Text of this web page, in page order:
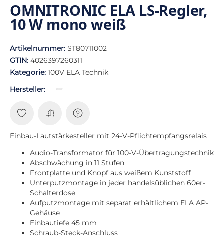
OMNITRONIC ELA LS-Regler,
10 W mono weiß
Artikelnummer: ST80711002
GTIN: 4026397260311
Kategorie: 100V ELA Technik
Hersteller:
Einbau-Lautstärkesteller mit 24-V-Pflichtempfangsrelais
Audio-Transformator für 100-V-Übertragungstechnik
Abschwächung in 11 Stufen
Frontplatte und Knopf aus weißem Kunststoff
Unterputzmontage in jeder handelsüblichen 60er-
Schalterdose
Aufputzmontage mit separat erhältlichem ELA AP-
Gehäuse
Einbautiefe 45 mm
Schraub-Steck-Anschluss